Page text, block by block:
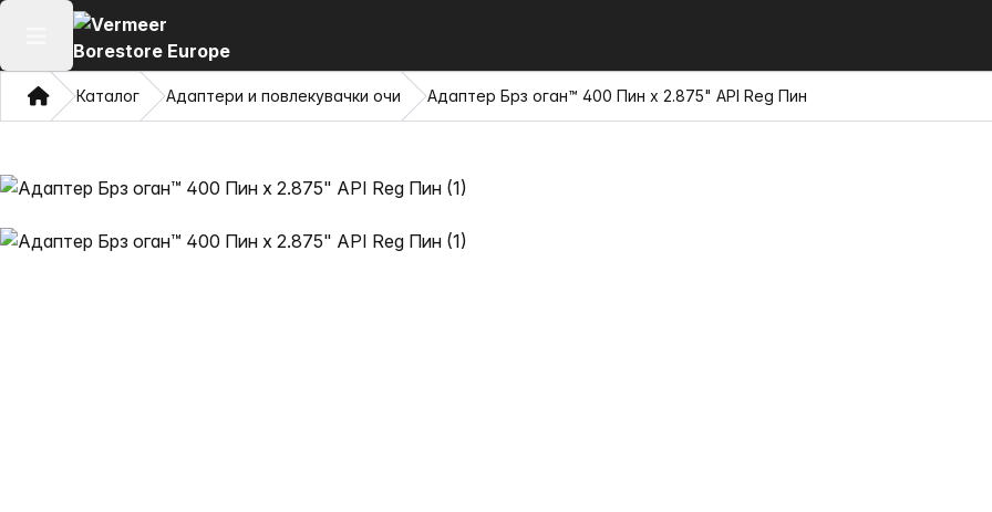
Отвори го главното мени
ДомаКаталог Адаптери и повлекувачки очи Адаптер Брз оган™ 400 Пин x 2.875" API Reg Пин